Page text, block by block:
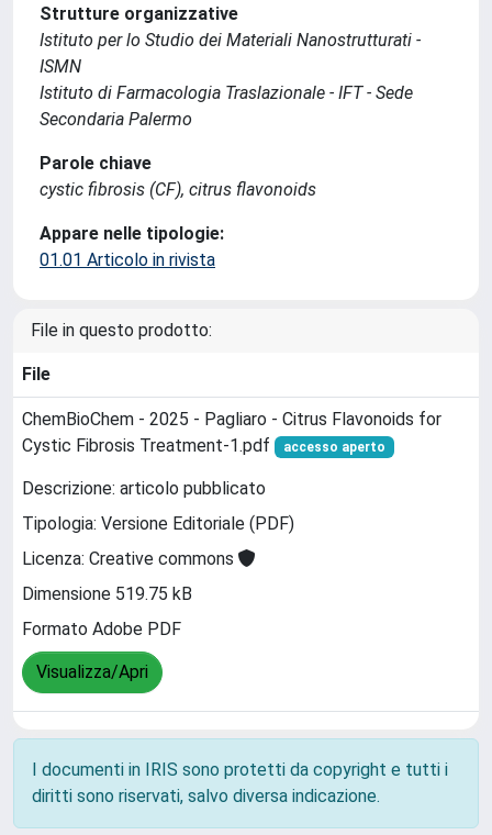
Strutture organizzative
Istituto per lo Studio dei Materiali Nanostrutturati -
ISMN
Istituto di Farmacologia Traslazionale - IFT - Sede
Secondaria Palermo
Parole chiave
cystic fibrosis (CF), citrus flavonoids
Appare nelle tipologie:
01.01 Articolo in rivista
File in questo prodotto:
File
ChemBioChem - 2025 - Pagliaro - Citrus Flavonoids for
Cystic Fibrosis Treatment-1.pdf
accesso aperto
Descrizione: articolo pubblicato
Tipologia: Versione Editoriale (PDF)
Licenza: Creative commons
Dimensione 519.75 kB
Formato Adobe PDF
Visualizza/Apri
I documenti in IRIS sono protetti da copyright e tutti i
diritti sono riservati, salvo diversa indicazione.